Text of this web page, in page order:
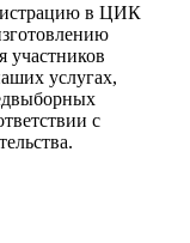
в ЦИК
участников
услугах,
с